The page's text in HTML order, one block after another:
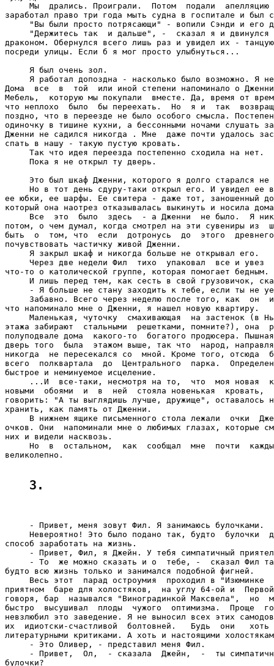
3.
     - Привет, меня зовут Фил. Я занимаюсь булочками.
Невероятно! Это было подано так, будто  булочки
способ заработать на жизнь.
- Привет, Фил, я Джейн. У тебя симпатичный
- То  же можно сказать и о  тебе, -  сказал Фил
будто всю жизнь только и занимался подобной фигней.
Весь этот  парад остроумия  проходил в "Изюминке
приятном  баре для холостяков,  на углу 64-ой и
говоря, бар  назывался "Виноградинкой Максвела",  но
быстро  высушивал  плоды  чужого  оптимизма.  Проще
невзлюбил это заведение. Я не выносил всех этих
их  идиотски-счастливой  болтовней.   Будь  они   хоть
литературными критиками. А хоть и настоящими
     - Это Оливер, - представил меня Фил.
- Привет,  Ол,  - сказала  Джейн,  -  ты
булочки?